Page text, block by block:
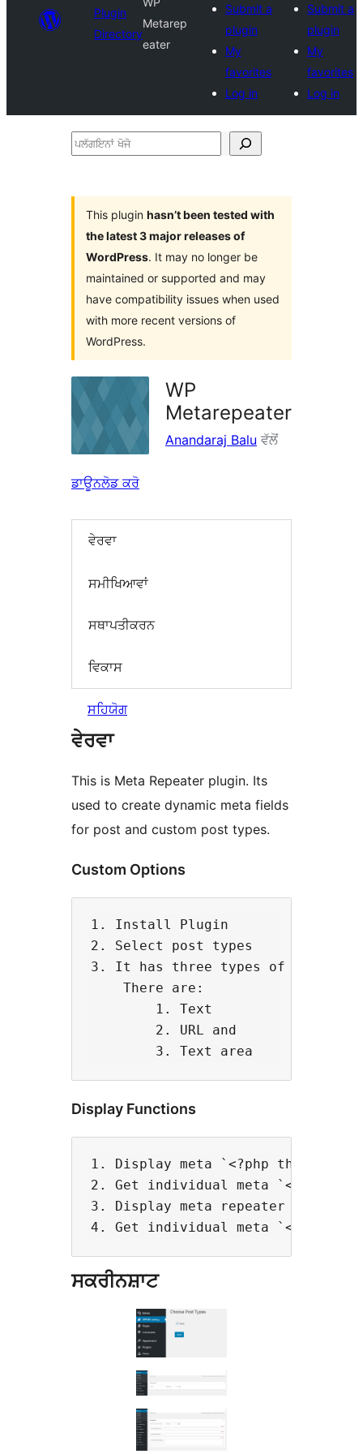
Plugin
Directory
Metarep
eater
Submit a
plugin
My
favorites
Log in
Submit a
plugin
My
favorites
Log in
ਪਲੱਗਇਨਾਂ
This plugin hasn’t been tested with
the latest 3 major releases of
WordPress. It may no longer be
maintained or supported and may
have compatibility issues when used
with more recent versions of
WordPress.
WP
Metarepeater
Anandaraj Balu ਵੱਲੋਂ
ਡਾਊਨਲੋਡ ਕਰੋ
ਵੇਰਵਾ
ਸਮੀਖਿਆਵਾਂ
ਸਥਾਪਤੀਕਰਨ
ਵਿਕਾਸ
ਸਹਿਯੋਗ
ਵੇਰਵਾ
This is Meta Repeater plugin. Its
used to create dynamic meta fields
for post and custom post types.
Custom Options
1. Install Plugin
2. Select post types
3. It has three types of inputs
    There are:
        1. Text
        2. URL and
Display Functions
1. Display meta `<?php
2. Get individual meta `<?php
3. Display meta repeater `<?php
ਸਕਰੀਨਸ਼ਾਟ